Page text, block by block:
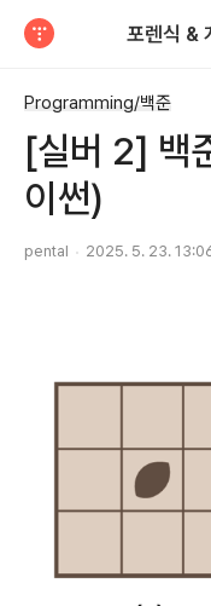
Programming/백준
[실버 2] 백
이썬)
pental 2025. 5. 23.